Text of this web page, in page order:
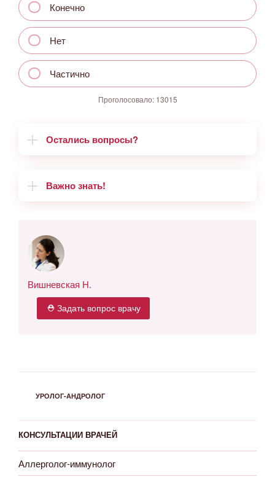
Конечно
Нет
Частично
Проголосовало: 13015
Остались вопросы?
Важно знать!
Вишневская Н.
⛑ Задать вопрос врачу
РУБРИКИ
УРОЛОГ-АНДРОЛОГ
КОНСУЛЬТАЦИИ ВРАЧЕЙ
Аллерголог-иммунолог